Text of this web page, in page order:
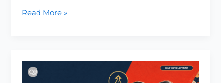
Read More »
Memimpin
Diri: